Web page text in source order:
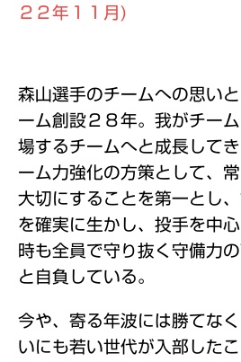
２２年１１月)
森山選手のチームへの思
ーム創設２８年。我がチー
場するチームへと成長して
ーム力強化の方策として、
大切にすることを第一とし
を確実に生かし、投手を中
時も全員で守り抜く守備力
と自負している。
今や、寄る年波には勝てな
いにも若い世代が入部した